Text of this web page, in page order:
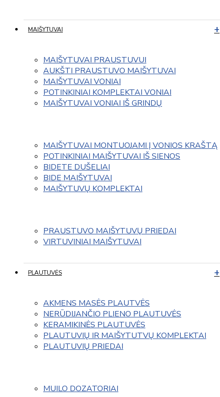
MAIŠYTUVAI
MAIŠYTUVAI PRAUSTUVUI
AUKŠTI PRAUSTUVO MAIŠYTUVAI
MAIŠYTUVAI VONIAI
POTINKINIAI KOMPLEKTAI VONIAI
MAIŠYTUVAI VONIAI IŠ GRINDŲ
MAIŠYTUVAI MONTUOJAMI Į VONIOS KRAŠTĄ
POTINKINIAI MAIŠYTUVAI IŠ SIENOS
BIDETE DUŠELIAI
BIDE MAIŠYTUVAI
MAIŠYTUVŲ KOMPLEKTAI
PRAUSTUVO MAIŠYTUVŲ PRIEDAI
VIRTUVINIAI MAIŠYTUVAI
PLAUTUVĖS
AKMENS MASĖS PLAUTVĖS
NERŪDIJANČIO PLIENO PLAUTUVĖS
KERAMIKINĖS PLAUTUVĖS
PLAUTUVIŲ IR MAIŠYTUTVŲ KOMPLEKTAI
PLAUTUVIŲ PRIEDAI
MUILO DOZATORIAI